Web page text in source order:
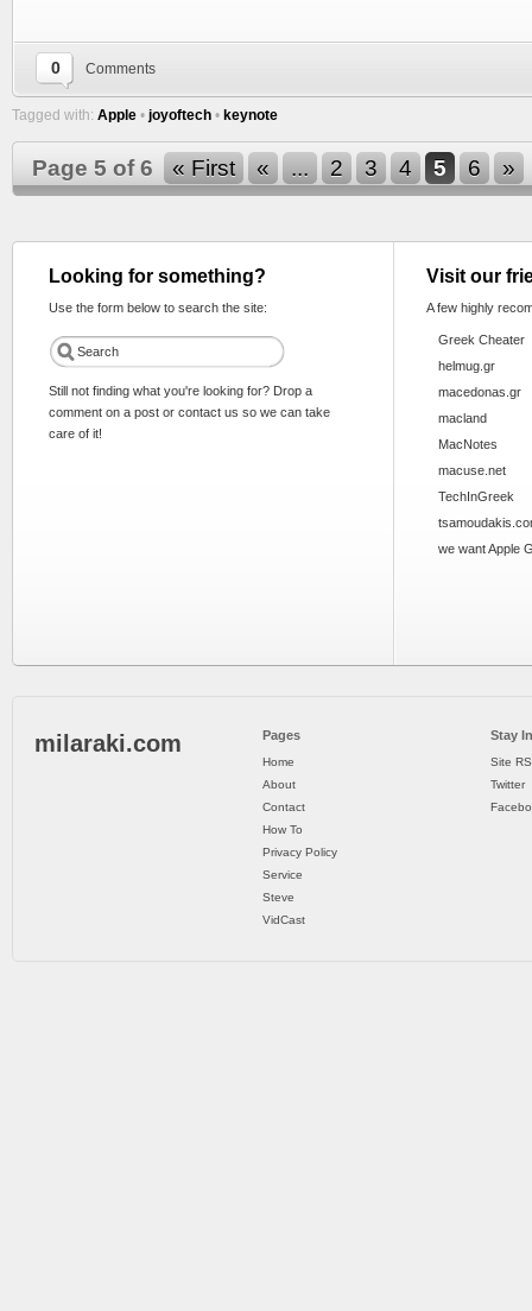
0 Comments
Tagged with: Apple • joyoftech • keynote
Page 5 of 6 « First « ... 2 3 4 5 6 »
Looking for something?
Use the form below to search the site:
Still not finding what you're looking for? Drop a
comment on a post or contact us so we can take
care of it!
Visit our
A few highly
Greek Cheater
helmug.gr
macedonas.gr
macland
MacNotes
macuse.net
TechInGreek
we want Apple
milaraki.com Pages
Home
About
Contact
How To
Privacy Policy
Service
Steve
VidCast
Stay
Site
Twitter